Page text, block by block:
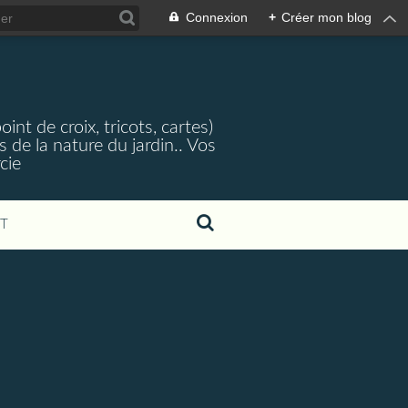
Connexion + Créer mon blog
de croix, tricots, cartes)
de la nature du jardin.. Vos